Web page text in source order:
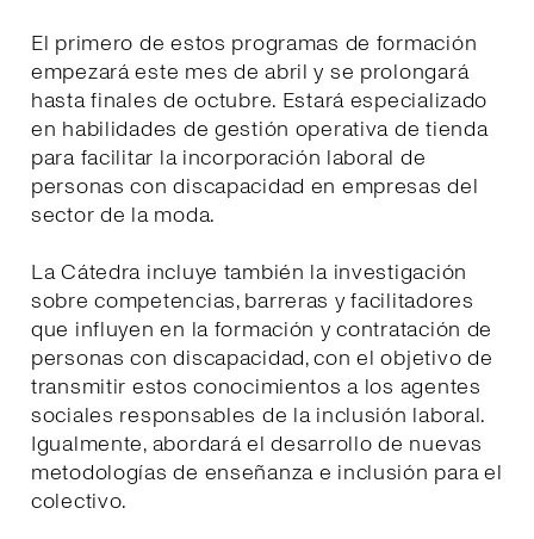
El primero de estos programas de formación
empezará este mes de abril y se prolongará
hasta finales de octubre. Estará especializado
en habilidades de gestión operativa de tienda
para facilitar la incorporación laboral de
personas con discapacidad en empresas del
sector de la moda.
La Cátedra incluye también la investigación
sobre competencias, barreras y facilitadores
que influyen en la formación y contratación de
personas con discapacidad, con el objetivo de
transmitir estos conocimientos a los agentes
sociales responsables de la inclusión laboral.
Igualmente, abordará el desarrollo de nuevas
metodologías de enseñanza e inclusión para el
colectivo.